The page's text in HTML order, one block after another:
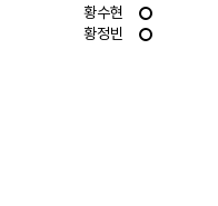
황수현
황정빈